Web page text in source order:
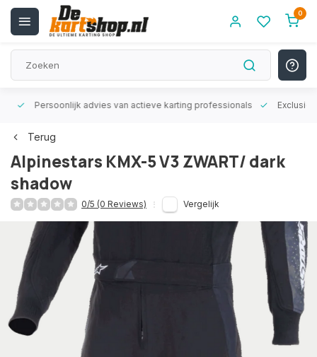
0
Persoonlijk advies van actieve karting professionals
Terug
Alpinestars KMX-5 V3 ZWART/ dark
shadow
0/5 (0 Reviews) Vergelijk